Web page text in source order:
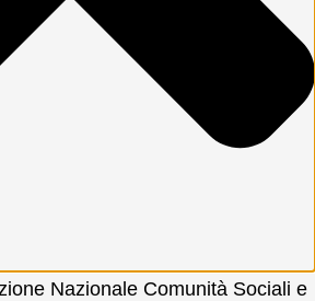
Nazionale Comunità Sociali e